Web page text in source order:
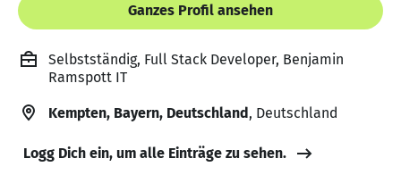
Ganzes Profil ansehen
Selbstständig, Full Stack Developer, Benjamin
Ramspott IT
Kempten, Bayern, Deutschland, Deutschland
Logg Dich ein, um alle Einträge zu sehen.